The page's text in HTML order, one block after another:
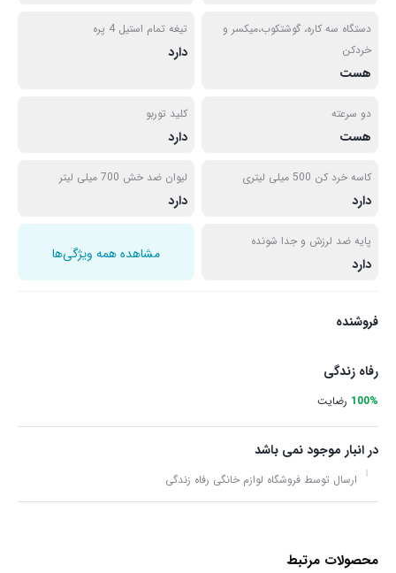
دستگاه سه کاره، گوشتکوب،میکسر و
خردکن
هست
تیغه تمام استیل 4 پره
دارد
دو سرعته
هست
کلید توربو
دارد
کاسه خرد کن 500 میلی لیتری
دارد
لیوان ضد خش 700 میلی لیتر
دارد
پایه ضد لرزش و جدا شونده
دارد
مشاهده همه ویژگی‌ها
فروشنده
رفاه زندگی
100% رضایت
در انبار موجود نمی باشد
ارسال توسط فروشگاه لوازم خانگی رفاه زندگی
محصولات مرتبط